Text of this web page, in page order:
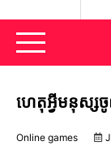
News
ហេតុអ្វីមនុស្ស
Online games